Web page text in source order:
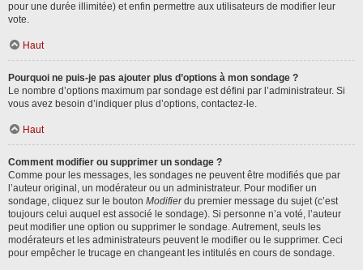
pour une durée illimitée) et enfin permettre aux utilisateurs de modifier leur
vote.
Haut
Pourquoi ne puis-je pas ajouter plus d’options à mon sondage ?
Le nombre d’options maximum par sondage est défini par l’administrateur. Si
vous avez besoin d’indiquer plus d’options, contactez-le.
Haut
Comment modifier ou supprimer un sondage ?
Comme pour les messages, les sondages ne peuvent être modifiés que par
l’auteur original, un modérateur ou un administrateur. Pour modifier un
sondage, cliquez sur le bouton Modifierdu premier message du sujet (c’est
toujours celui auquel est associé le sondage). Si personne n’a voté, l’auteur
peut modifier une option ou supprimer le sondage. Autrement, seuls les
modérateurs et les administrateurs peuvent le modifier ou le supprimer. Ceci
pour empêcher le trucage en changeant les intitulés en cours de sondage.